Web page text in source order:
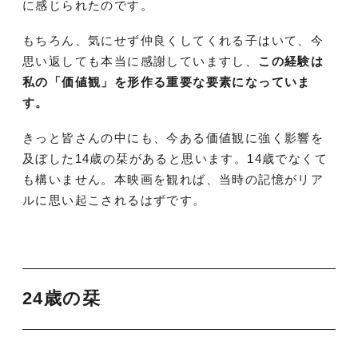
に感じられたのです。
もちろん、気にせず仲良くしてくれる子はいて、今
思い返しても本当に感謝していますし、 この経験は
私の「価値観」を形作る重要な要素になっていま
す。
きっと皆さんの中にも、今ある価値観に強く影響を
及ぼした14歳の栞があると思います。14歳でなくて
も構いません。本映画を観れば、当時の記憶がリア
ルに思い起こされるはずです。
24歳の栞